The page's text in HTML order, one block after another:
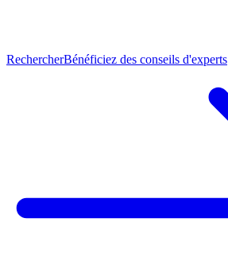
RechercherBénéficiez des conseils d'experts